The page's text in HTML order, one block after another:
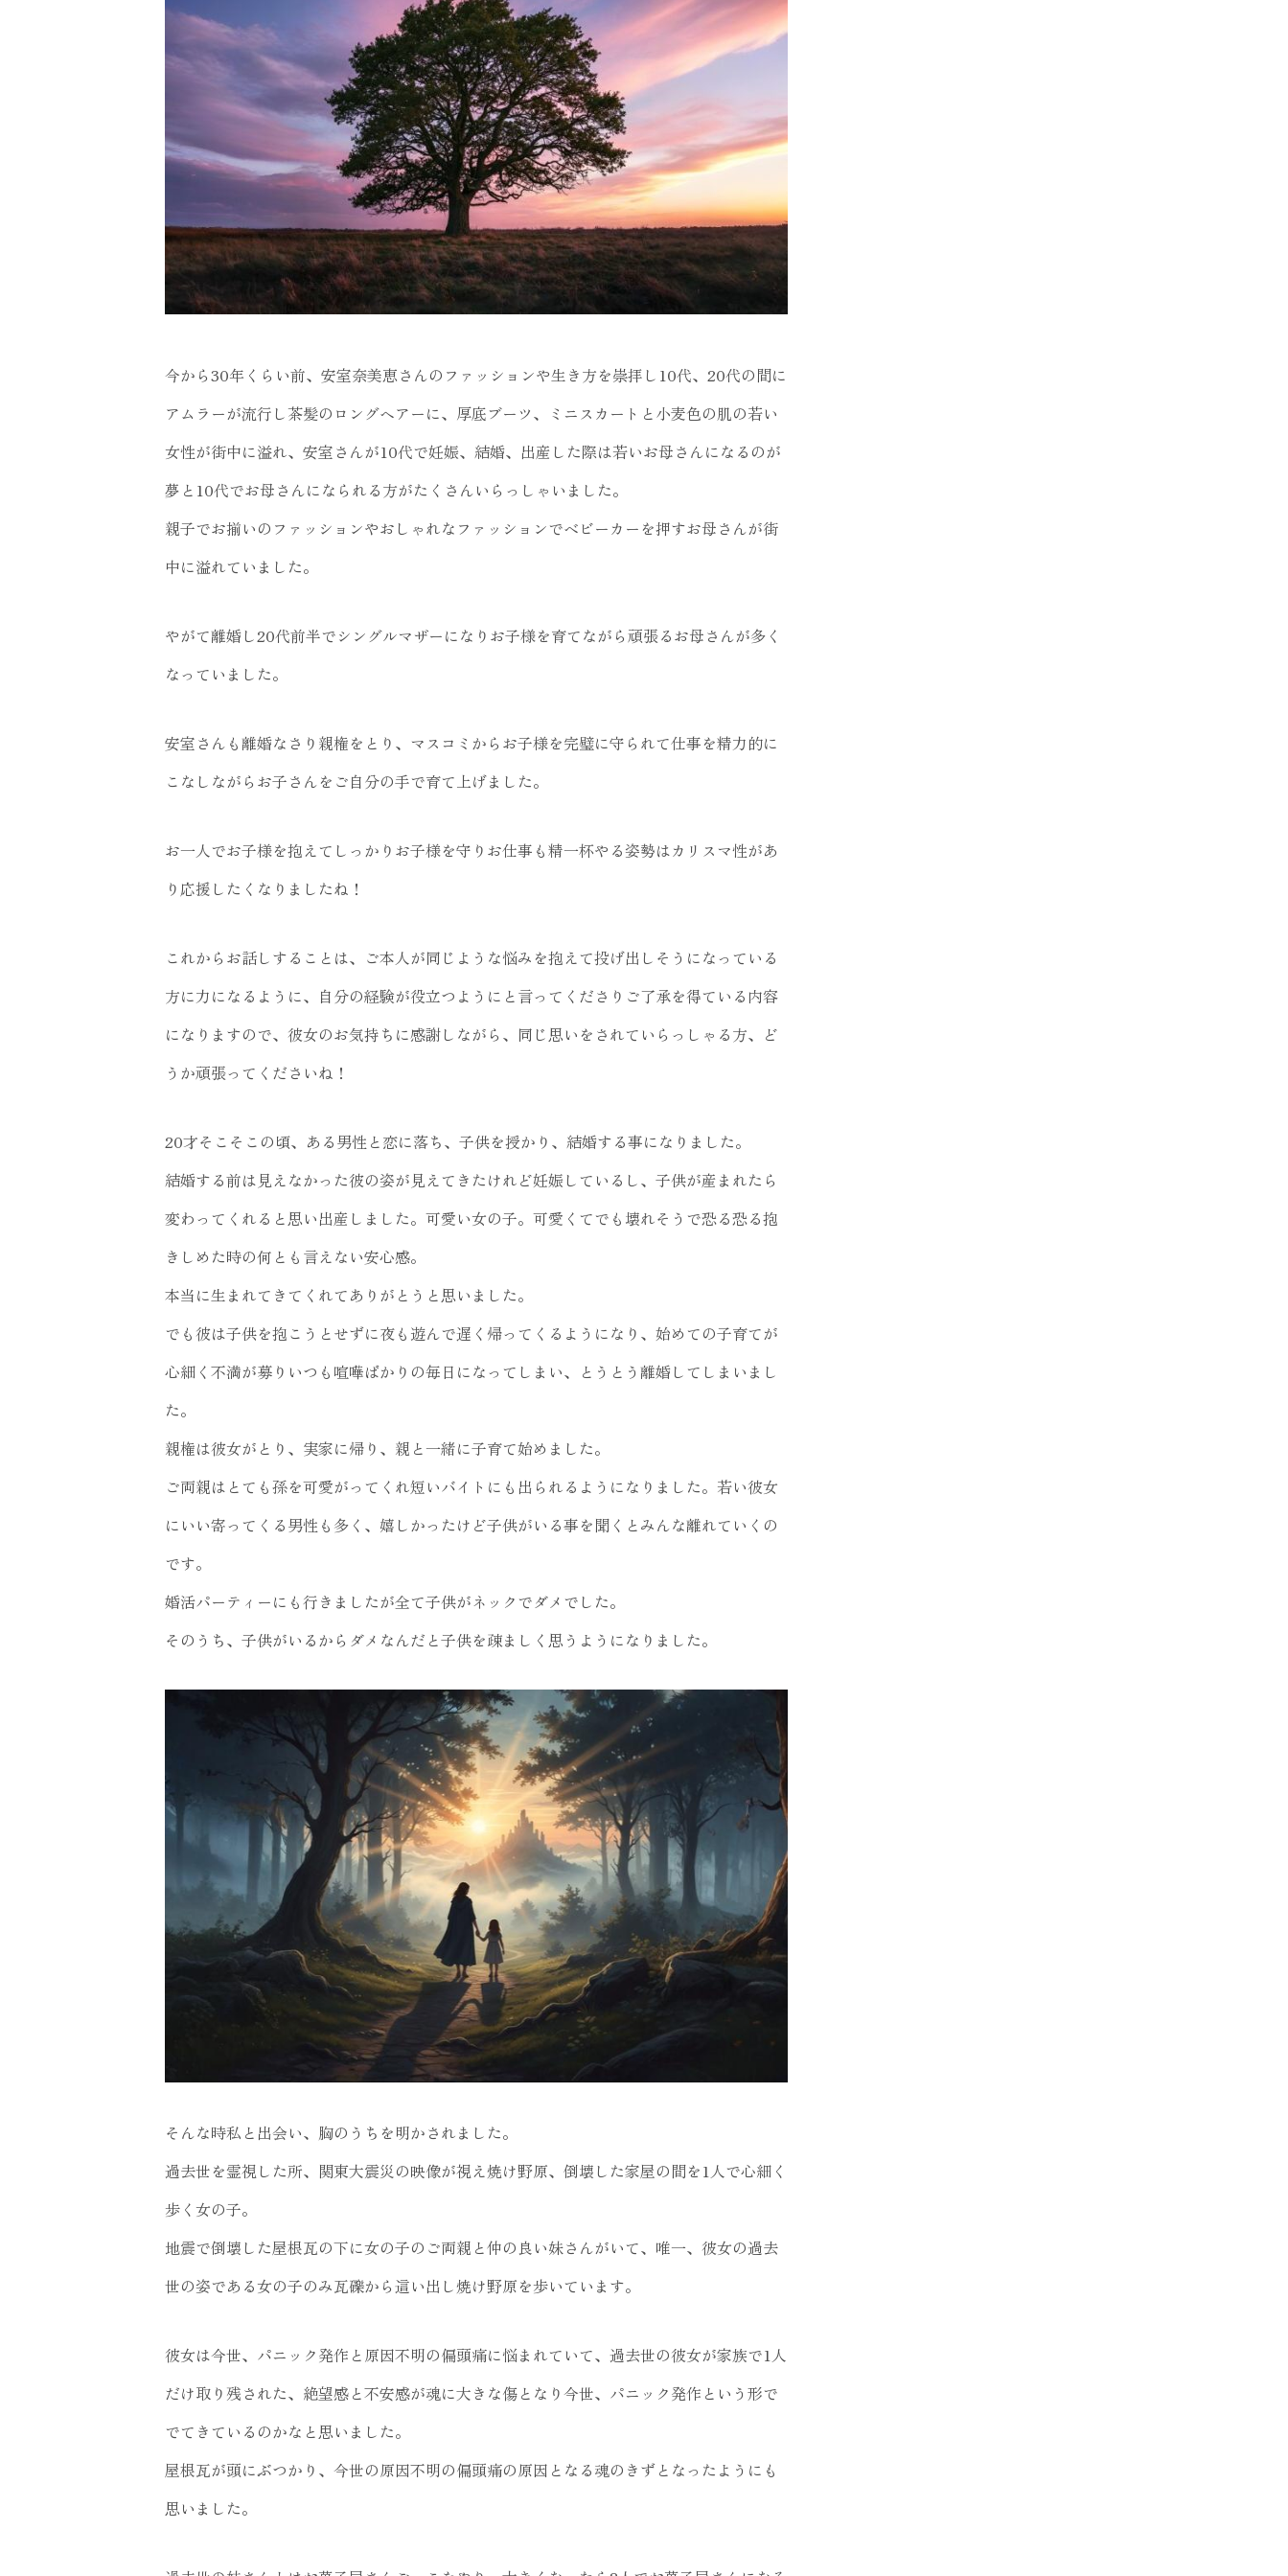
今から30年くらい前、安室奈美恵さんのファッションや生き方を崇拝し10代、20代の間に
アムラーが流行し茶髪のロングヘアーに、厚底ブーツ、ミニスカートと小麦色の肌の若い
女性が街中に溢れ、安室さんが10代で妊娠、結婚、出産した際は若いお母さんになるのが
夢と10代でお母さんになられる方がたくさんいらっしゃいました。
親子でお揃いのファッションやおしゃれなファッションでベビーカーを押すお母さんが街
中に溢れていました。
やがて離婚し20代前半でシングルマザーになりお子様を育てながら頑張るお母さんが多く
なっていました。
安室さんも離婚なさり親権をとり、マスコミからお子様を完璧に守られて仕事を精力的に
こなしながらお子さんをご自分の手で育て上げました。
お一人でお子様を抱えてしっかりお子様を守りお仕事も精一杯やる姿勢はカリスマ性があ
り応援したくなりましたね！
これからお話しすることは、ご本人が同じような悩みを抱えて投げ出しそうになっている
方に力になるように、自分の経験が役立つようにと言ってくださりご了承を得ている内容
になりますので、彼女のお気持ちに感謝しながら、同じ思いをされていらっしゃる方、ど
うか頑張ってくださいね！
20才そこそこの頃、ある男性と恋に落ち、子供を授かり、結婚する事になりました。
結婚する前は見えなかった彼の姿が見えてきたけれど妊娠しているし、子供が産まれたら
変わってくれると思い出産しました。可愛い女の子。可愛くてでも壊れそうで恐る恐る抱
きしめた時の何とも言えない安心感。
本当に生まれてきてくれてありがとうと思いました。
でも彼は子供を抱こうとせずに夜も遊んで遅く帰ってくるようになり、始めての子育てが
心細く不満が募りいつも喧嘩ばかりの毎日になってしまい、とうとう離婚してしまいまし
た。
親権は彼女がとり、実家に帰り、親と一緒に子育て始めました。
ご両親はとても孫を可愛がってくれ短いバイトにも出られるようになりました。若い彼女
にいい寄ってくる男性も多く、嬉しかったけど子供がいる事を聞くとみんな離れていくの
です。
婚活パーティーにも行きましたが全て子供がネックでダメでした。
そのうち、子供がいるからダメなんだと子供を疎ましく思うようになりました。
そんな時私と出会い、胸のうちを明かされました。
過去世を霊視した所、関東大震災の映像が視え焼け野原、倒壊した家屋の間を1人で心細く
歩く女の子。
地震で倒壊した屋根瓦の下に女の子のご両親と仲の良い妹さんがいて、唯一、彼女の過去
世の姿である女の子のみ瓦礫から這い出し焼け野原を歩いています。
彼女は今世、パニック発作と原因不明の偏頭痛に悩まれていて、過去世の彼女が家族で1人
だけ取り残された、絶望感と不安感が魂に大きな傷となり今世、パニック発作という形で
でてきているのかなと思いました。
屋根瓦が頭にぶつかり、今世の原因不明の偏頭痛の原因となる魂のきずとなったようにも
思いました。